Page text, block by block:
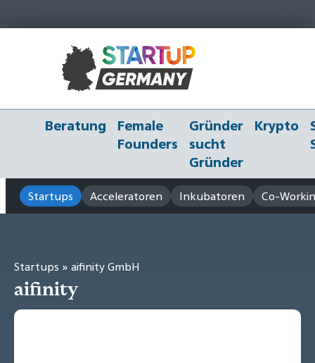
Beratung
Female
Founders
Gründer
sucht
Gründer
Krypto
Startups Acceleratoren Inkubatoren Co-
Startups » aifinity GmbH
aifinity